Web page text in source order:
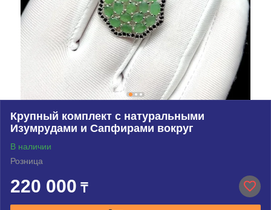
Крупный комплект с натуральными
Изумрудами и Сапфирами вокруг
В наличии
Розница
220 000 ₸